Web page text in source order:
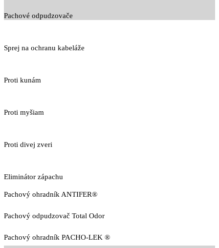
Pachové odpudzovače
Sprej na ochranu kabeláže
Proti kunám
Proti myšiam
Proti divej zveri
Eliminátor zápachu
Pachový ohradník ANTIFER®
Pachový odpudzovač Total Odor
Pachový ohradník PACHO-LEK ®